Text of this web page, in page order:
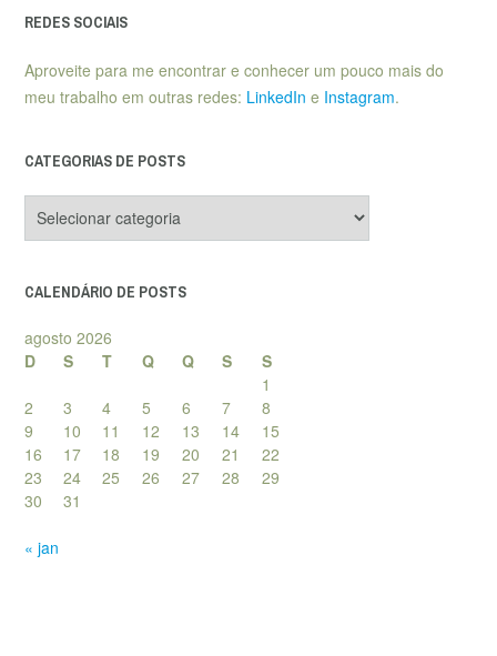
REDES SOCIAIS
Aproveite para me encontrar e conhecer um pouco mais do
meu trabalho em outras redes: LinkedIn e Instagram.
CATEGORIAS DE POSTS
de
CALENDÁRIO DE POSTS
agosto 2026
D
S T Q Q S
S
1
2
3 4 5 6 7
8
9
10 11 12 13 14
15
16
17 18 19 20 21
22
23
24 25 26 27 28
29
30
31
« jan